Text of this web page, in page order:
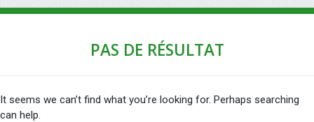
PAS DE RÉSULTAT
It seems we can’t find what you’re looking for. Perhaps searching
can help.